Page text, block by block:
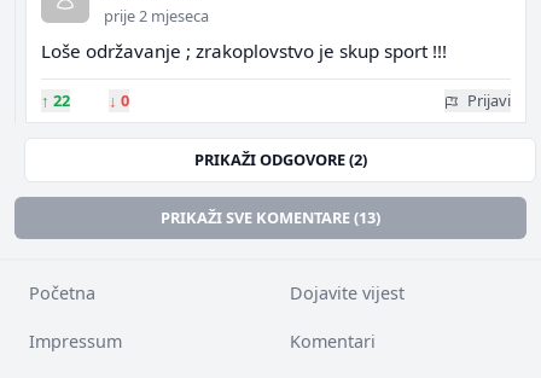
prije 2 mjeseca
Loše održavanje ; zrakoplovstvo je skup sport !!!
↑ 22 ↓ 0 Prijavi
PRIKAŽI ODGOVORE (2)
PRIKAŽI SVE KOMENTARE (13)
Početna Dojavite vijest
Impressum Komentari